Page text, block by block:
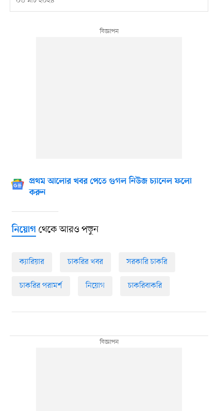
প্রথম আলোর খবর পেতে গুগল নিউজ চ্যানেল ফলো
করুন
নিয়োগথেকে আরও পড়ুন
ক্যারিয়ার চাকরির খবর সরকারি চাকরি
চাকরির পরামর্শ নিয়োগ চাকরিবাকরি